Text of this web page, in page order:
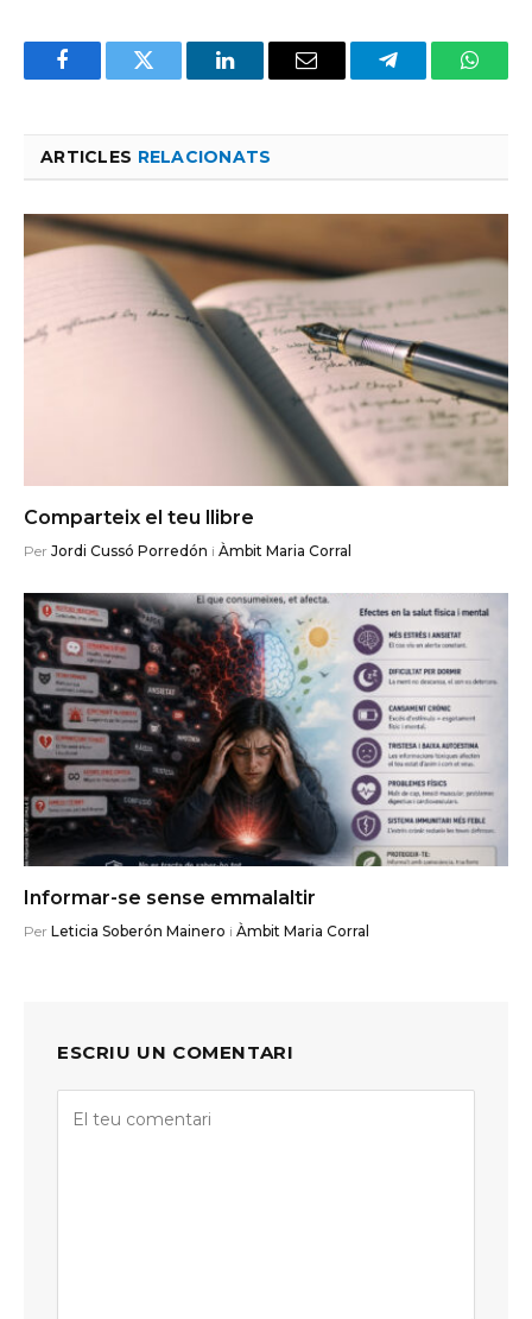
FacebookTwitter LinkedInEmail Telegram
ARTICLES RELACIONATS
Comparteix el teu llibre
Per Jordi Cussó Porredón i Àmbit Maria Corral
Informar-se sense emmalaltir
Per Leticia Soberón Mainero i Àmbit Maria Corral
ESCRIU UN COMENTARI